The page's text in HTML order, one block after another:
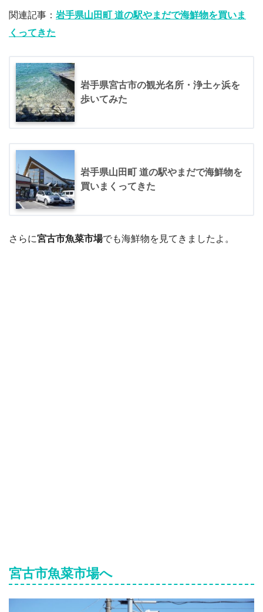
関連記事： 岩手県山田町 道の駅やまだで海鮮物を買いま
くってきた
岩手県宮古市の観光名所・浄土ヶ浜を
歩いてみた
岩手県山田町 道の駅やまだで海鮮物を
買いまくってきた
さらに宮古市魚菜市場でも海鮮物を見てきましたよ。
宮古市魚菜市場へ